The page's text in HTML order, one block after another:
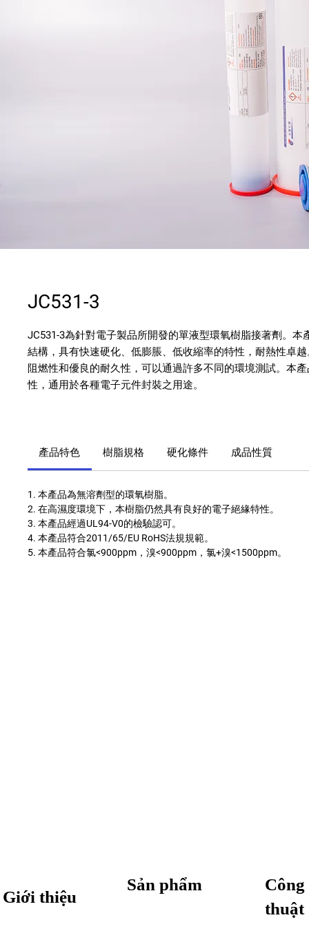
JC531-3
JC531-3為針對電子製品所開發的單液型環氧樹脂接著劑。本
結構，具有快速硬化、低膨脹、低收縮率的特性，耐熱性卓
阻燃性和優良的耐久性，可以通過許多不同的環境測試。本
性，通用於各種電子元件封裝之用途。
產品特色 樹脂規格 硬化條件 成品性質
1. 本產品為無溶劑型的環氧樹脂。
2. 在高濕度環境下，本樹脂仍然具有良好的電子絕緣特性。
3. 本產品經過UL94-V0的檢驗認可。
4. 本產品符合2011/65/EU RoHS法規規範。
5. 本產品符合氯<900ppm，溴<900ppm，氯+溴<1500ppm。
Giới thiệu
Sản phẩm
thuật